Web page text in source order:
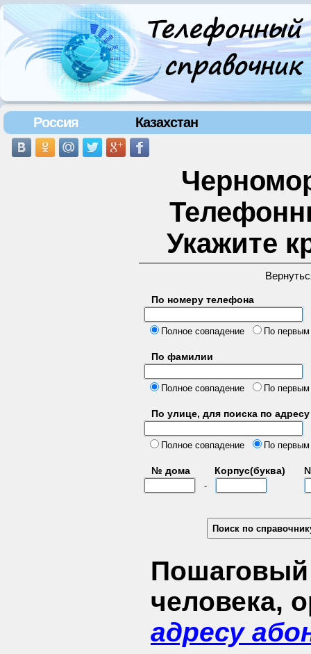
Россия Казахстан
Укажите
По номеру телефона
Полное совпадение
По
По фамилии
Полное совпадение По
По улице, для поиска по адресу
Полное совпадение
По
№ дома Корпус(буква)
-
Пошаговый
человека,
адресу